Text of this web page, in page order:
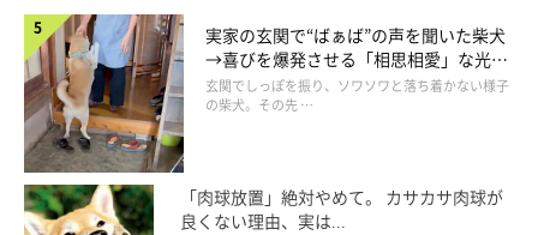
どうやって遊ぶのかな？
実家の玄関で“ばぁば”の声を聞いた柴犬
→喜びを爆発させる「相思相愛」な光景
にほっこり
玄関でしっぽを振り、ソワソワと落ち着かない様子
の柴犬。その先 …
「肉球放置」絶対やめて。 カサカサ肉球が
良くない理由、実は...